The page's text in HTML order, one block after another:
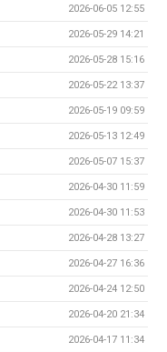
2026-06-05 12:55
2026-05-29 14:21
2026-05-28 15:16
2026-05-22 13:37
2026-05-19 09:59
2026-05-13 12:49
2026-05-07 15:37
2026-04-30 11:59
2026-04-30 11:53
2026-04-28 13:27
2026-04-27 16:36
2026-04-24 12:50
2026-04-20 21:34
2026-04-17 11:34